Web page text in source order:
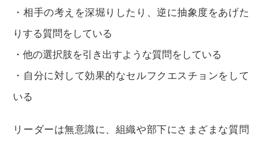
・相手の考えを深堀りしたり、逆に抽象度をあげた
りする質問をしている
・他の選択肢を引き出すような質問をしている
・自分に対して効果的なセルフクエスチョンをして
いる
リーダーは無意識に、組織や部下にさまざまな質問